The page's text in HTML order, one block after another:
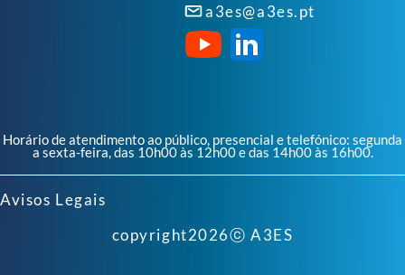
a3es@a3es.pt
Horário de atendimento ao público, presencial e telefónico: segunda
a sexta-feira, das 10h00 às 12h00 e das 14h00 às 16h00.
Avisos Legais
copyright2026ⓒ A3ES